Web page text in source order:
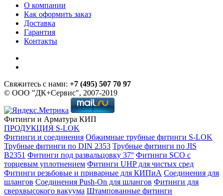
О компании
Как оформить заказ
Доставка
Гарантия
Контакты
Свяжитесь с нами: +7 (495) 507 70 97
© ООО "ДК+Сервис", 2007-2019
Фитинги и Арматура КИП
ПРОДУКЦИЯ S-LOK
Фитинги и соединения Обжимные трубные фитинги S-LOK
Трубные фитинги по DIN 2353 Трубные фитинги по JIS
B2351 Фитинги под развальцовку 37° Фитинги SCO с
торцевым уплотнением Фитинги UHP для чистых сред
Фитинги резьбовые и приварные для КИПиА Соединения для
шлангов Соединения Push-On для шлангов Фитинги для
сверхвысокого вакуума Штампованные фитинги